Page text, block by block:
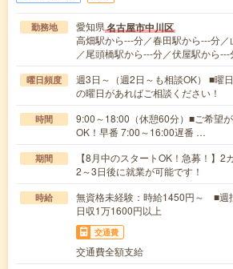
勤務地 愛知県名古屋市中川区
高畑駅から---分／春田駅から---分
／尾頭橋駅から---分／伏屋駅から---
曜日頻度
週3日～（週2日～も相談OK） ■曜
の曜日があればご相談ください！
時間
9:00～18:00（休憩60分）■ご希望
OK！早番 7:00～16:00遅番 …
期間
【8月中のスタートOK！急募！】
2～3日後に就業が可能です！
時給
無資格未経験：時給1450円～ ■
日収1万1600円以上
交通費
交通費全額支給